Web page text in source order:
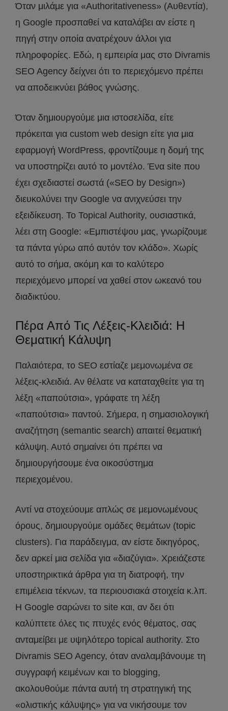
Όταν μιλάμε για «Authoritativeness» (Αυθεντία),
η Google προσπαθεί να καταλάβει αν είστε η
πηγή στην οποία ανατρέχουν άλλοι για
πληροφορίες. Εδώ, η εμπειρία μας στο Divramis
SEO Agency δείχνει ότι το περιεχόμενο πρέπει
να αποδεικνύει βάθος γνώσης.
Όταν δημιουργούμε μια ιστοσελίδα, είτε
πρόκειται για custom web design είτε για μια
εφαρμογή WordPress, φροντίζουμε η δομή της
να υποστηρίζει αυτό το μοντέλο. Ένα site που
έχει σχεδιαστεί σωστά («SEO by Design»)
διευκολύνει την Google να ανιχνεύσει την
εξειδίκευση. Το Topical Authority, ουσιαστικά,
λέει στη Google: «Εμπιστέψου μας, γνωρίζουμε
τα πάντα γύρω από αυτόν τον κλάδο». Χωρίς
αυτό το σήμα, ακόμη και το καλύτερο
περιεχόμενο μπορεί να χαθεί στον ωκεανό του
διαδικτύου.
Πέρα Από Τις Λέξεις-Κλειδιά: Η
Θεματική Κάλυψη
Παλαιότερα, το SEO εστίαζε μεμονωμένα σε
λέξεις-κλειδιά. Αν θέλατε να καταταχθείτε για τη
λέξη «παπούτσια», γράφατε τη λέξη
«παπούτσια» παντού. Σήμερα, η σημασιολογική
αναζήτηση (semantic search) απαιτεί θεματική
κάλυψη. Αυτό σημαίνει ότι πρέπει να
δημιουργήσουμε ένα οικοσύστημα
περιεχομένου.
Αντί να στοχεύουμε απλώς σε μεμονωμένους
όρους, δημιουργούμε ομάδες θεμάτων (topic
clusters). Για παράδειγμα, αν είστε δικηγόρος,
δεν αρκεί μια σελίδα για «διαζύγια». Χρειάζεστε
υποστηρικτικά άρθρα για τη διατροφή, την
επιμέλεια τέκνων, τα περιουσιακά στοιχεία κ.λπ.
Η Google σαρώνει το site και, αν δει ότι
καλύπτετε όλες τις πτυχές ενός θέματος, σας
ανταμείβει με υψηλότερο topical authority. Στο
Divramis SEO Agency, όταν αναλαμβάνουμε τη
συγγραφή κειμένων και το blogging,
ακολουθούμε πάντα αυτή τη στρατηγική της
«ολιστικής κάλυψης» για να νικήσουμε τον